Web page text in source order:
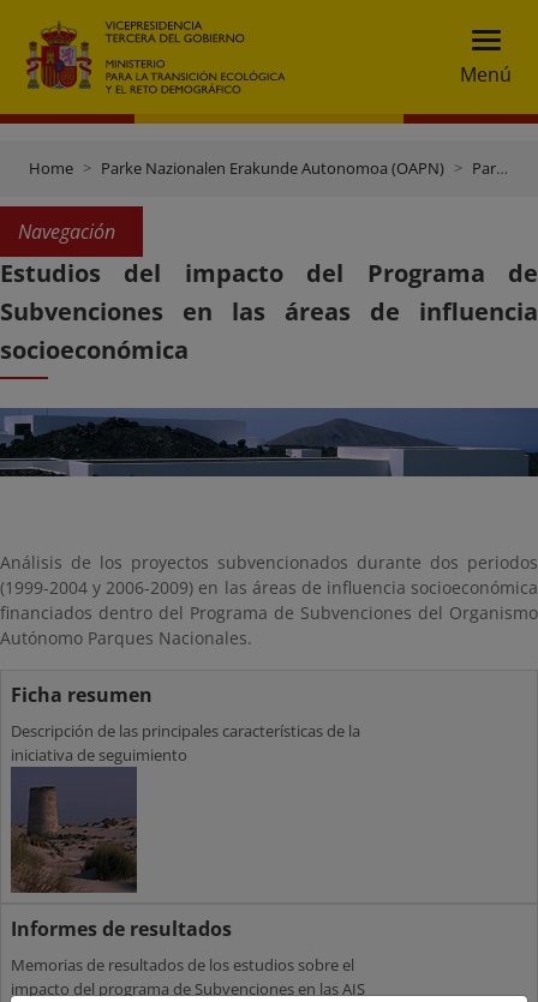
Menú
Home Parke Nazionalen Erakunde Autonomoa (OAPN) Parke Nazionalen sarea
Navegación
Estudios del impacto del Programa de
Subvenciones en las áreas de influencia
socioeconómica
Análisis de los proyectos subvencionados durante dos periodos
(1999-2004 y 2006-2009) en las áreas de influencia socioeconómica
financiados dentro del Programa de Subvenciones del Organismo
Autónomo Parques Nacionales.
Ficha resumen
Descripción de las principales características de la
iniciativa de seguimiento
Informes de resultados
Memorias de resultados de los estudios sobre el
impacto del programa de Subvenciones en las AIS